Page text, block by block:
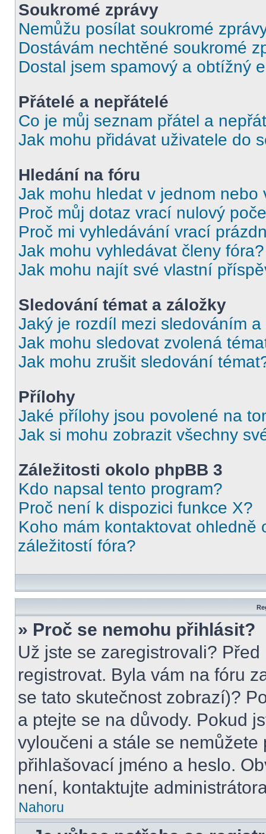
Soukromé zprávy
Nemůžu posílat soukromé
Dostávám nechtěné soukromé
Dostal jsem spamový a obtížný
Přátelé a nepřátelé
Co je můj seznam přátel a
Jak mohu přidávat uživatele do
Hledání na fóru
Jak mohu hledat v jednom nebo
Proč můj dotaz vrací nulový
Proč mi vyhledávání vrací
Jak mohu vyhledávat členy fóra?
Jak mohu najít své vlastní
Sledování témat a záložky
Jaký je rozdíl mezi sledováním a
Jak mohu sledovat zvolená
Jak mohu zrušit sledování
Přílohy
Jaké přílohy jsou povolené na
Jak si mohu zobrazit všechny
Záležitosti okolo phpBB 3
Kdo napsal tento program?
Proč není k dispozici funkce X?
Koho mám kontaktovat
záležitostí fóra?
» Proč se nemohu přihlásit?
Už jste se zaregistrovali?
registrovat. Byla vám na fóru
se tato skutečnost zobrazí)?
a ptejte se na důvody. Pokud
vyloučeni a stále se
přihlašovací jméno a heslo.
není, kontaktujte
Nahoru